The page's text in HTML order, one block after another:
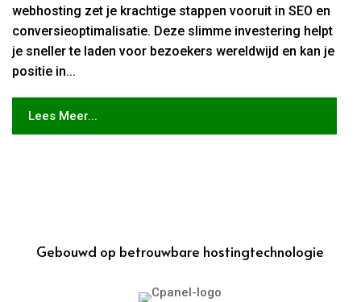
webhosting zet je krachtige stappen vooruit in SEO en
conversieoptimalisatie. Deze slimme investering helpt
je sneller te laden voor bezoekers wereldwijd en kan je
positie in...
Lees Meer...
Gebouwd op betrouwbare hostingtechnologie